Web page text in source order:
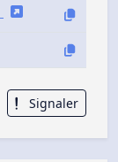
Signaler